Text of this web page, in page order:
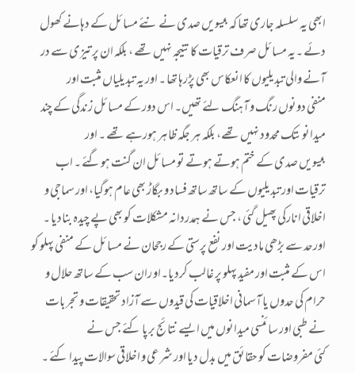
ابھی یہ سلسلہ جاری تھا کہ بیسویں صدی نے نئے مسائل کے دہانے کھول
دئے ۔یہ مسائل صرف ترقیات کا نتیجہ نہیں تھے ، بلکہ ان پر تیزی سے در
آنے والی تبدیلیوں کا انعکاس بھی پڑرہا تھا ۔ اور یہ تبدیلیاں مثبت اور
منفی دونوں رنگ و آہنگ لئے تھیں۔ اس دور کے مسائل زندگی کے چند
میدانو ںتک محدود نہیں تھے، بلکہ ہر جگہ ظاہر ہورہے تھے ۔ اور
بیسویں صدی کے ختم ہوتے ہوتے تو مسائل ان گنت ہوگئے ۔ اب
ترقیات اور تبدیلیوں کے ساتھ ساتھ فساد و بگاڑ بھی عام ہوگیا، اور سماجی و
اخلاقی انارکی پھیل گئی ، جس نے ہمدردانہ مشکلات کو بھی پے چیدہ بنادیا ۔
اورحد سے بڑھی مادیت اور نفع پرستی کے رجحان نے مسائل کے منفی پہلو کو
اس کے مثبت اور مفید پہلو پر غالب کردیا۔او ران سب کے ساتھ حلال و
حرام کی حدوں یا آسمانی اخلاقیات کی قیدوں سے آزاد تحقیقات و تجربات
نے طبی اور سائنسی میدانوں میں ایسے نتائج برپا کئے جس نے
کئی مفروضات کو حقائق میں بدل دیا اور شرعی و اخلاقی سوالات پیدا کئے ۔